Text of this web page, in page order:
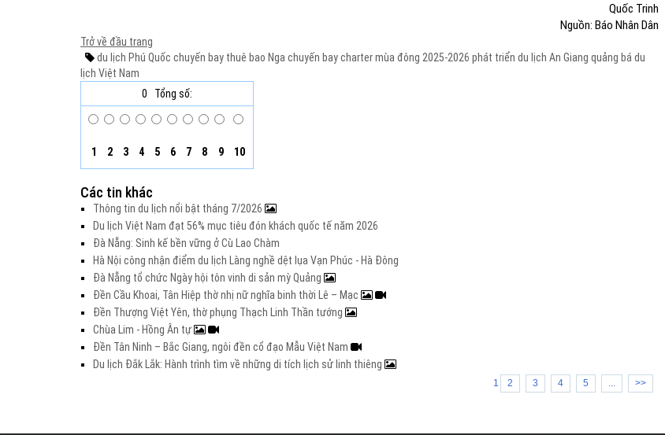
Quốc Trinh
Nguồn: Báo Nhân Dân
Trở về đầu trang
du lịch Phú Quốc chuyến bay thuê bao Nga chuyến bay charter mùa đông 2025-2026 phát triển du lịch An Giang quảng bá du
lịch Việt Nam
0
Tổng số:
1 2 3 4 5 6 7 8 9 10
Các tin khác
Thông tin du lịch nổi bật tháng 7/2026
Du lịch Việt Nam đạt 56% mục tiêu đón khách quốc tế năm 2026
Đà Nẵng: Sinh kế bền vững ở Cù Lao Chàm
Hà Nội công nhận điểm du lịch Làng nghề dệt lụa Vạn Phúc - Hà Đông
Đà Nẵng tổ chức Ngày hội tôn vinh di sản mỳ Quảng
Đền Cầu Khoai, Tân Hiệp thờ nhị nữ nghĩa binh thời Lê – Mạc
Đền Thượng Việt Yên, thờ phụng Thạch Linh Thần tướng
Chùa Lim - Hồng Ân tự
Đền Tân Ninh – Bắc Giang, ngôi đền cổ đạo Mẫu Việt Nam
Du lịch Đắk Lắk: Hành trình tìm về những di tích lịch sử linh thiêng
1 2 3 4 5 ... >>